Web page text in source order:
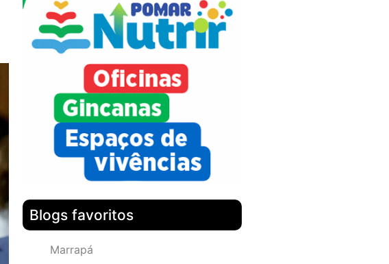
Blogs favoritos
Marrapá